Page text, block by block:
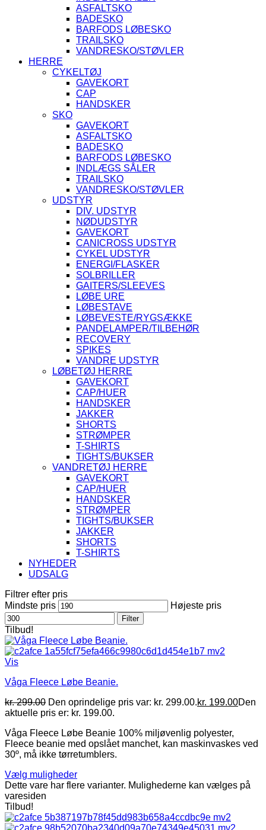
ASFALTSKO
BADESKO
BARFODS LØBESKO
TRAILSKO
VANDRESKO/STØVLER
HERRE
CYKELTØJ
GAVEKORT
CAP
HANDSKER
SKO
GAVEKORT
ASFALTSKO
BADESKO
BARFODS LØBESKO
INDLÆGS SÅLER
TRAILSKO
VANDRESKO/STØVLER
UDSTYR
DIV. UDSTYR
NØDUDSTYR
GAVEKORT
CANICROSS UDSTYR
CYKEL UDSTYR
ENERGI/FLASKER
SOLBRILLER
GAITERS/SLEEVES
LØBE URE
LØBESTAVE
LØBEVESTE/RYGSÆKKE
PANDELAMPER/TILBEHØR
RECOVERY
SPIKES
VANDRE UDSTYR
LØBETØJ HERRE
GAVEKORT
CAP/HUER
HANDSKER
JAKKER
SHORTS
STRØMPER
T-SHIRTS
TIGHTS/BUKSER
VANDRETØJ HERRE
GAVEKORT
CAP/HUER
HANDSKER
STRØMPER
TIGHTS/BUKSER
JAKKER
SHORTS
T-SHIRTS
NYHEDER
UDSALG
Filtrer efter pris
Mindste pris
Højeste pris
Filter
Tilbud!
Vis
Våga Fleece Løbe Beanie.
kr.299.00 Den oprindelige pris var: kr. 299.00.kr. 199.00Den
aktuelle pris er: kr. 199.00.
Våga Fleece Løbe Beanie 100% miljøvenlig polyester,
Fleece beanie med opslået manchet, kan maskinvaskes ved
30º, må ikke tørretumblers.
Vælg muligheder
Dette vare har flere varianter. Mulighederne kan vælges på
varesiden
Tilbud!